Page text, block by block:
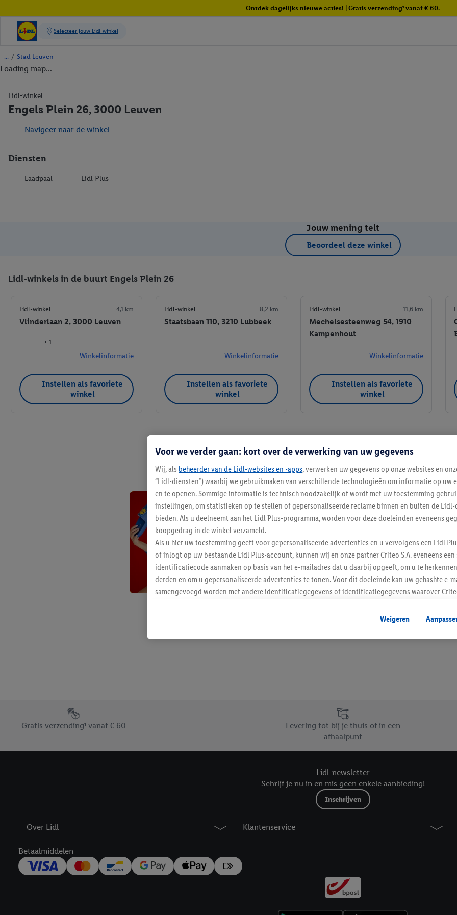
Ontdek dagelijks nieuwe acties! | Gratis verzending¹ vanaf € 60.
/ Stad Leuven
Loading map...
Lidl-winkel
Engels Plein 26, 3000 Leuven
Navigeer naar de winkel
Diensten
Laadpaal Lidl Plus
Jouw mening telt
Beoordeel deze winkel
Lidl-winkels in de buurt Engels Plein 26
Lidl-winkel 4,1 km
Vlinderlaan 2, 3000 Leuven
+ 1
Winkelinformatie
Instellen als favoriete
winkel
Lidl-winkel 8,2 km
Staatsbaan 110, 3210 Lubbeek
Winkelinformatie
Instellen als favoriete
winkel
Lidl-winkel 11,6 km
Mechelsesteenweg 54, 1910
Kampenhout
Winkelinformatie
Instellen als favoriete
winkel
Instellen als favoriete winkel
Blijf op de
Inschrijven
Footerelement met de verschillende USPs van Lidl.be
Gratis verzending¹ vanaf € 60
Levering tot bij je thuis of in een
afhaalpunt
Lidl-newsletter
Schrijf je nu in en mis geen enkele aanbieding!
Inschrijven
Over Lidl Klantenservice
Betaalmiddelen
Voor we verder gaan: kort over de verwerking van uw gegevens
Wij, als beheerder van de Lidl-websites en -apps, verwerken uw gegevens op onze websites en
“Lidl-diensten”) waarbij we gebruikmaken van verschillende technologieën om informatie op uw
en te openen. Sommige informatie is technisch noodzakelijk of wordt met uw toestemming
instellingen, om statistieken op te stellen of gepersonaliseerde reclame binnen en buiten de Lidl-
bieden. Als u deelneemt aan het Lidl Plus-programma, worden voor deze doeleinden eveneens
koopgedrag in de winkel verzameld.
Als u hier uw toestemming geeft voor gepersonaliseerde advertenties en u vervolgens een Lidl
of inlogt op uw bestaande Lidl Plus-account, kunnen wij en onze partner Criteo S.A. eveneens
identificatiecode aanmaken op basis van het e-mailadres dat u daarbij opgeeft, om u te
derden en om u gepersonaliseerde advertenties te tonen. Voor dit doeleinde kan uw gehashte e-
samengevoegd worden met andere identificatiegegevens of identificatiegegevens waarover
Als u hiermee akkoord gaat, kunnen advertenties in het kader van retargeting, d.w.z. advertenties
u interesse hebt getoond (bijvoorbeeld door het product in de webshop aan uw winkelmandje toe
niet te kopen), ook op verschillende apparaten en verschillende Lidl-diensten worden
waaronder de bewaartermijn van de gegevens en uw recht om uw toestemming te allen tijde met
privacyverklaring.Je vindt het impressum hier.
Weigeren